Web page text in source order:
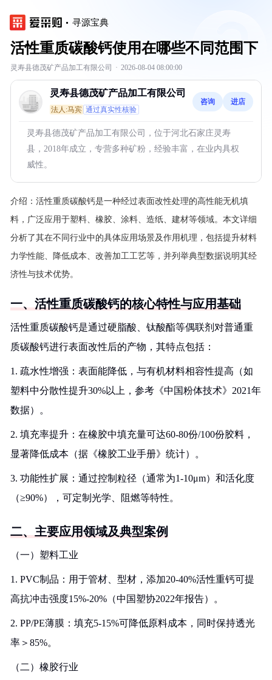
寻源宝典
活性重质碳酸钙使用在哪些不同范围下
灵寿县德茂矿产品加工有限公司 · 2026-08-04 08:00:00
灵寿县德茂矿产品加工有限公司
法人:马宾 通过真实性核验
咨询 进店
灵寿县德茂矿产品加工有限公司，位于河北石家庄灵寿
县，2018年成立，专营多种矿粉，经验丰富，在业内具权
威性。
介绍： 活性重质碳酸钙是一种经过表面改性处理的高性能无机填
料，广泛应用于塑料、橡胶、涂料、造纸、建材等领域。本文详细
分析了其在不同行业中的具体应用场景及作用机理，包括提升材料
力学性能、降低成本、改善加工工艺等，并列举典型数据说明其经
济性与技术优势。
一、活性重质碳酸钙的核心特性与应用基础
活性重质碳酸钙是通过硬脂酸、钛酸酯等偶联剂对普通重
质碳酸钙进行表面改性后的产物，其特点包括：
1. 疏水性增强：表面能降低，与有机材料相容性提高（如
塑料中分散性提升30%以上，参考《中国粉体技术》2021年
数据）。
2. 填充率提升：在橡胶中填充量可达60-80份/100份胶料，
显著降低成本（据《橡胶工业手册》统计）。
3. 功能性扩展：通过控制粒径（通常为1-10μm）和活化度
（≥90%），可定制光学、阻燃等特性。
二、主要应用领域及典型案例
（一）塑料工业
1. PVC制品：用于管材、型材，添加20-40%活性重钙可提
高抗冲击强度15%-20%（中国塑协2022年报告）。
2. PP/PE薄膜：填充5-15%可降低原料成本，同时保持透光
率＞85%。
（二）橡胶行业